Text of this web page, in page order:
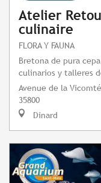
Atelier
culinaire
FLORA Y FAUNA
Bretona de pura
culinarios y talleres
Avenue de la Vicomté
35800
Dinard